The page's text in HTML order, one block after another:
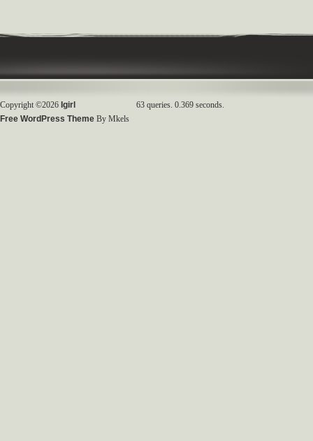
Copyright ©2026 Igirl
Free WordPress Theme By Mkels
63 queries. 0.369 seconds.